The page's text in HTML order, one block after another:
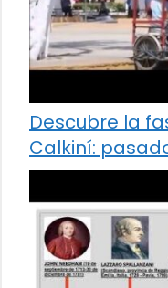
Descubre la
Calkiní: